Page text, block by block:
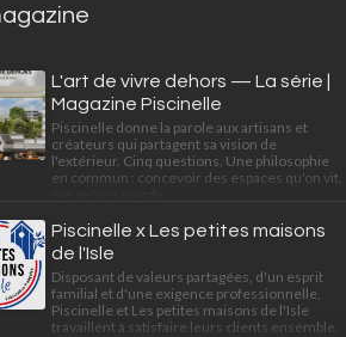
L'art de vivre dehors — La série |
Magazine Piscinelle
Piscinelle donne la parole aux artisans et
créateurs qui partagent sa vision de
l'extérieur. Cinq questions. Une philosophie
en commun : concevoir des espaces qu'on vit,
Piscinelle x Les petites maisons
de l'Isle
Disposant de valeurs partagées, d'un esprit
familial et d'une exigence professionnelle,
Piscinelle et Les petites maisons de l'Isle
travaillent à satisfaire leurs clients ensemble.